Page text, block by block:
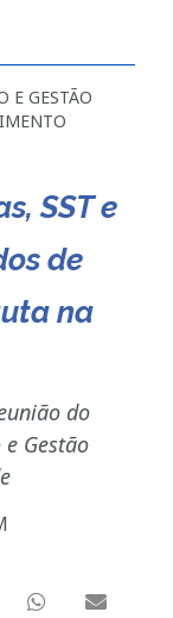
E GESTÃO
SST e
de
na
do
Gestão